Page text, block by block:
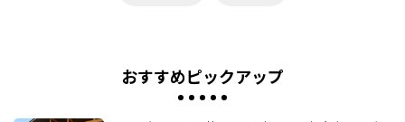
おすすめピックアップ